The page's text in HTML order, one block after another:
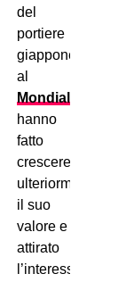
del
portiere
giapponese
al
Mondiale
hanno
fatto
crescere
ulteriormente
il suo
valore e
attirato
l’interesse